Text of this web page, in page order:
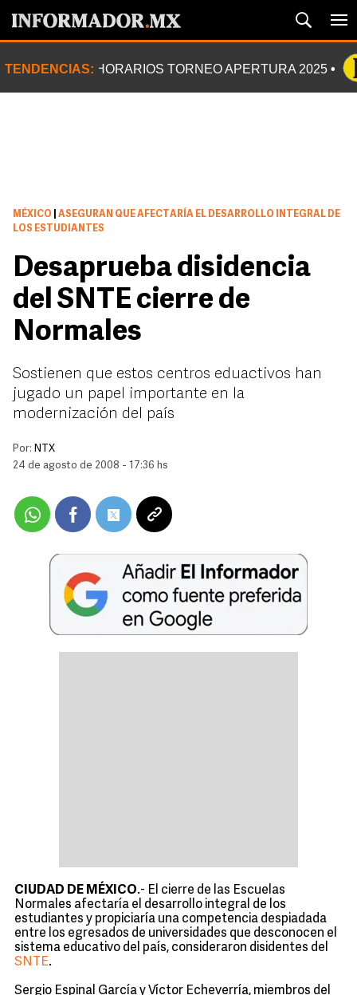
TENDENCIAS: HORARIOS TORNEO APERTURA 2025
MÉXICO
ASEGURAN QUE AFECTARÍA EL DESARROLLO INTEGRAL DE
LOS ESTUDIANTES
Desaprueba disidencia
del SNTE cierre de
Normales
Sostienen que estos centros eduactivos han
jugado un papel importante en la
modernización del país
Por: NTX
24 de agosto de 2008 - 17:36 hs
CIUDAD DE MÉXICO.- El cierre de las Escuelas
Normales afectaría el desarrollo integral de los
estudiantes y propiciaría una competencia despiadada
entre los egresados de universidades que desconocen el
sistema educativo del país, consideraron disidentes del
SNTE.
Sergio Espinal García y Víctor Echeverría, miembros del